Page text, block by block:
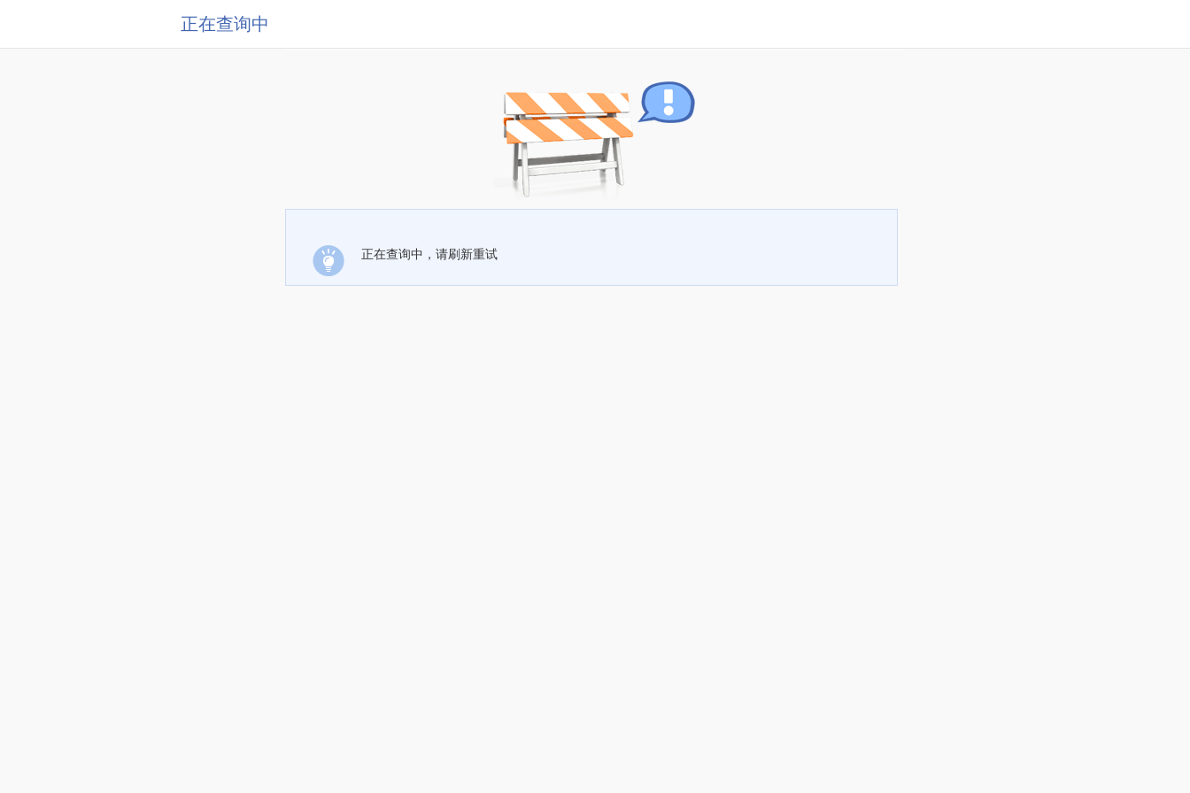
正在查询中
正在查询中，请刷新重试